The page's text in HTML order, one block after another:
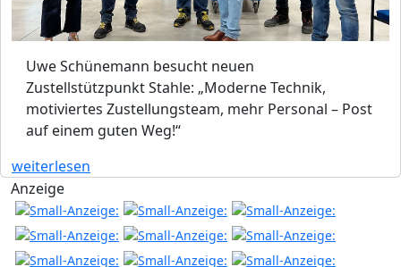
Uwe Schünemann besucht neuen
Zustellstützpunkt Stahle: „Moderne Technik,
motiviertes Zustellungsteam, mehr Personal – Post
auf einem guten Weg!“
weiterlesen
Anzeige